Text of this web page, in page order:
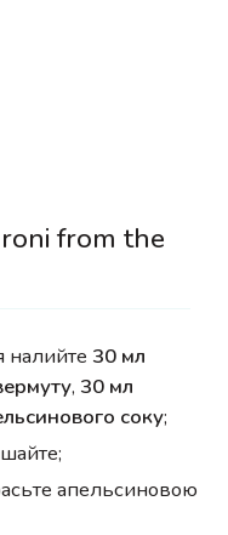
from the
налийте 30 мл
, 30 мл
соку;
апельсиновою